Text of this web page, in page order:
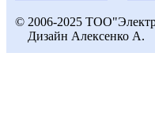
© 2006-2025
Дизайн Алексенко А.